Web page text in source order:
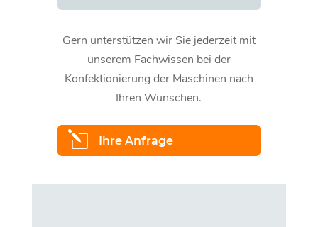
Gern unterstützen wir Sie jederzeit mit
unserem Fachwissen bei der
Konfektionierung der Maschinen nach
Ihren Wünschen.
l Ihre Anfrage